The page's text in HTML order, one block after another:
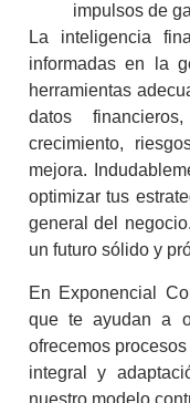
impulsos de
La inteligencia
informadas en la
herramientas
datos
crecimiento,
mejora.
optimizar tus
general del
un futuro sólido y
En Exponencial
que te ayudan a
ofrecemos
integral y
nuestro modelo